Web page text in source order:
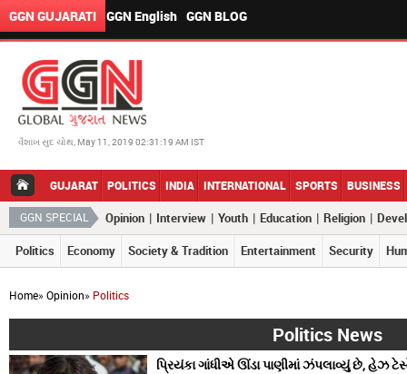
GGN GUJARATI GGN English GGN BLOG
વૈશાખ સુદ ચોથ, May 11, 2019 02:31:19 AM IST
GUJARAT POLITICS INDIA INTERNATIONAL SPORTS BUSINESS
GGN SPECIAL Opinion | Interview | Youth | Education | Religion |
Politics
Economy Society & Tradition Entertainment Security
Home»Opinion» Politics
Politics News
પ્રિયંકા ગાંધીએ ઊંડા પાણીમાં ઝંપલાવ્યું છે, હેઝ